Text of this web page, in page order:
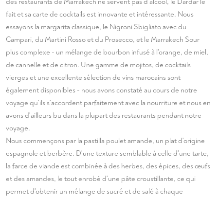
fait et sa carte de cocktails est innovante et intéressante. Nous
essayons la margarita classique, le Nigroni Sbigliato avec du
Campari, du Martini Rosso et du Prosecco, et le Marrakech Sour
plus complexe - un mélange de bourbon infusé à l'orange, de miel,
de cannelle et de citron. Une gamme de mojitos, de cocktails
vierges et une excellente sélection de vins marocains sont
également disponibles - nous avons constaté au cours de notre
voyage qu'ils s'accordent parfaitement avec la nourriture et nous en
avons d'ailleurs bu dans la plupart des restaurants pendant notre
voyage.
Nous commençons par la pastilla poulet amande, un plat d'origine
espagnole et berbère. D'une texture semblable à celle d'une tarte,
la farce de viande est combinée à des herbes, des épices, des œufs
et des amandes, le tout enrobé d'une pâte croustillante, ce qui
permet d'obtenir un mélange de sucré et de salé à chaque